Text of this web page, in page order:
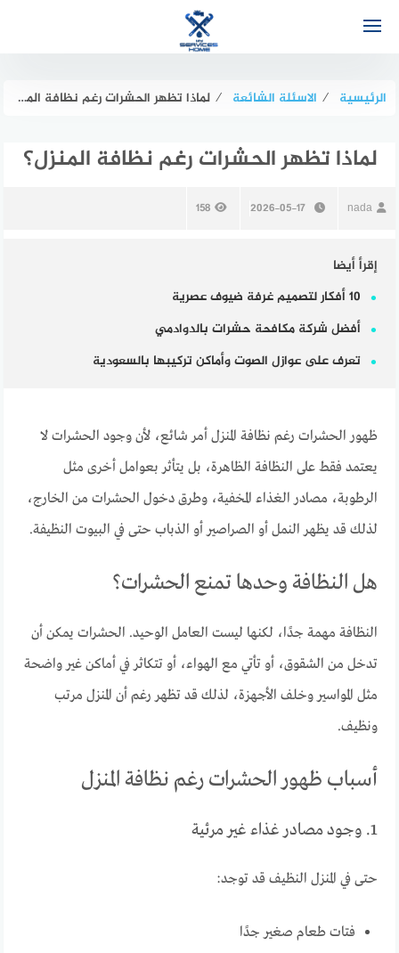
الرئيسية ⁄ الاسئلة الشائعة ⁄ لماذا تظهر الحشرات رغم نظافة المنزل؟
لماذا تظهر الحشرات رغم نظافة المنزل؟
nada
2026-05-17
158
إقرأ أيضا
10 أفكار لتصميم غرفة ضيوف عصرية
أفضل شركة مكافحة حشرات بالدوادمي
تعرف على عوازل الصوت وأماكن تركيبها بالسعودية
ظهور الحشرات رغم نظافة المنزل أمر شائع، لأن وجود الحشرات لا
يعتمد فقط على النظافة الظاهرة، بل يتأثر بعوامل أخرى مثل
الرطوبة، مصادر الغذاء المخفية، وطرق دخول الحشرات من الخارج،
لذلك قد يظهر النمل أو الصراصير أو الذباب حتى في البيوت النظيفة.
هل النظافة وحدها تمنع الحشرات؟
النظافة مهمة جدًا، لكنها ليست العامل الوحيد. الحشرات يمكن أن
تدخل من الشقوق، أو تأتي مع الهواء، أو تتكاثر في أماكن غير واضحة
مثل المواسير وخلف الأجهزة، لذلك قد تظهر رغم أن المنزل مرتب
ونظيف.
أسباب ظهور الحشرات رغم نظافة المنزل
1. وجود مصادر غذاء غير مرئية
حتى في المنزل النظيف قد توجد:
فتات طعام صغير جدًا